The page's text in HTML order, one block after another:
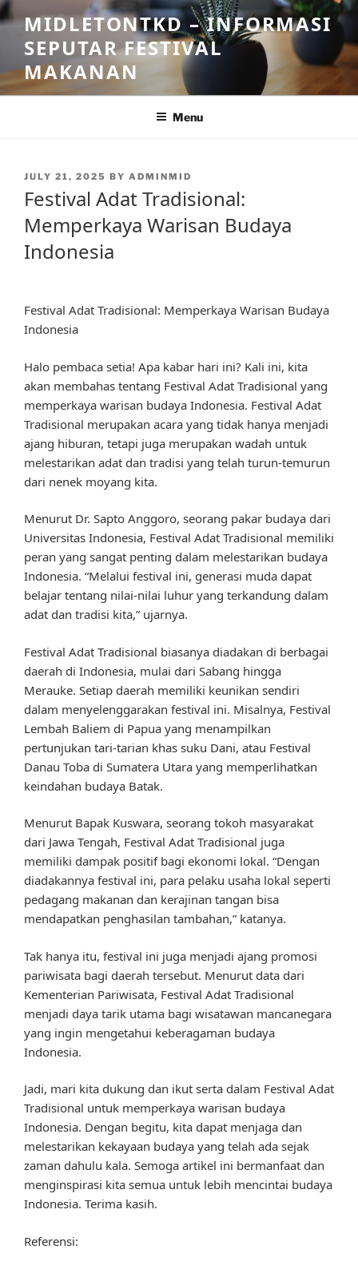
Skip
to
content
MIDLETONTKD – INFORMASI
SEPUTAR FESTIVAL
MAKANAN
Menu
POSTED
JULY 21, 2025 BY ADMINMID
Festival Adat Tradisional:
Memperkaya Warisan Budaya
Indonesia
Festival Adat Tradisional: Memperkaya Warisan Budaya
Indonesia
Halo pembaca setia! Apa kabar hari ini? Kali ini, kita
akan membahas tentang Festival Adat Tradisional yang
memperkaya warisan budaya Indonesia. Festival Adat
Tradisional merupakan acara yang tidak hanya menjadi
ajang hiburan, tetapi juga merupakan wadah untuk
melestarikan adat dan tradisi yang telah turun-temurun
dari nenek moyang kita.
Menurut Dr. Sapto Anggoro, seorang pakar budaya dari
Universitas Indonesia, Festival Adat Tradisional memiliki
peran yang sangat penting dalam melestarikan budaya
Indonesia. “Melalui festival ini, generasi muda dapat
belajar tentang nilai-nilai luhur yang terkandung dalam
adat dan tradisi kita,” ujarnya.
Festival Adat Tradisional biasanya diadakan di berbagai
daerah di Indonesia, mulai dari Sabang hingga
Merauke. Setiap daerah memiliki keunikan sendiri
dalam menyelenggarakan festival ini. Misalnya, Festival
Lembah Baliem di Papua yang menampilkan
pertunjukan tari-tarian khas suku Dani, atau Festival
Danau Toba di Sumatera Utara yang memperlihatkan
keindahan budaya Batak.
Menurut Bapak Kuswara, seorang tokoh masyarakat
dari Jawa Tengah, Festival Adat Tradisional juga
memiliki dampak positif bagi ekonomi lokal. “Dengan
diadakannya festival ini, para pelaku usaha lokal seperti
pedagang makanan dan kerajinan tangan bisa
mendapatkan penghasilan tambahan,” katanya.
Tak hanya itu, festival ini juga menjadi ajang promosi
pariwisata bagi daerah tersebut. Menurut data dari
Kementerian Pariwisata, Festival Adat Tradisional
menjadi daya tarik utama bagi wisatawan mancanegara
yang ingin mengetahui keberagaman budaya
Indonesia.
Jadi, mari kita dukung dan ikut serta dalam Festival Adat
Tradisional untuk memperkaya warisan budaya
Indonesia. Dengan begitu, kita dapat menjaga dan
melestarikan kekayaan budaya yang telah ada sejak
zaman dahulu kala. Semoga artikel ini bermanfaat dan
menginspirasi kita semua untuk lebih mencintai budaya
Indonesia. Terima kasih.
Referensi: